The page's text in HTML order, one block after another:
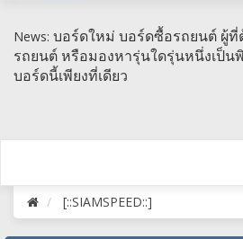
News: บอร์ดใหม่ บอร์ดซื้อรถยนต์ ผู้ที่
รถยนต์ หรือมองหารุ่นใดรุ่นหนึ่งเป็น
บอร์ดนี้เพียงที่เดียว
[::SIAMSPEED::]